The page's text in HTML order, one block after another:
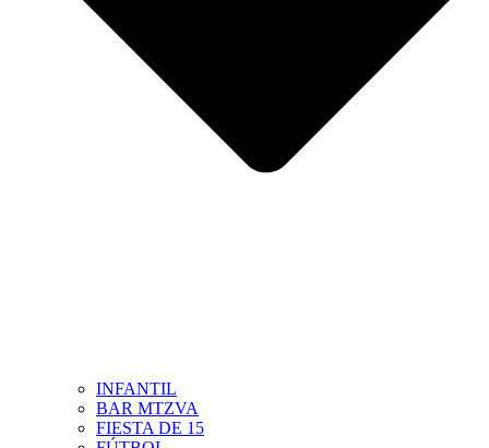
INFANTIL
BAR MTZVA
FIESTA DE 15